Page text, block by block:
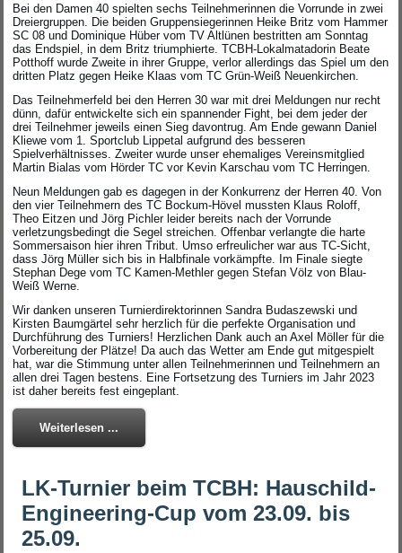
Bei den Damen 40 spielten sechs Teilnehmerinnen die Vorrunde in zwei
Dreiergruppen. Die beiden Gruppensiegerinnen Heike Britz vom Hammer
SC 08 und Dominique Hüber vom TV Altlünen bestritten am Sonntag
das Endspiel, in dem Britz triumphierte. TCBH-Lokalmatadorin Beate
Potthoff wurde Zweite in ihrer Gruppe, verlor allerdings das Spiel um den
dritten Platz gegen Heike Klaas vom TC Grün-Weiß Neuenkirchen.
Das Teilnehmerfeld bei den Herren 30 war mit drei Meldungen nur recht
dünn, dafür entwickelte sich ein spannender Fight, bei dem jeder der
drei Teilnehmer jeweils einen Sieg davontrug. Am Ende gewann Daniel
Kliewe vom 1. Sportclub Lippetal aufgrund des besseren
Spielverhältnisses. Zweiter wurde unser ehemaliges Vereinsmitglied
Martin Bialas vom Hörder TC vor Kevin Karschau vom TC Herringen.
Neun Meldungen gab es dagegen in der Konkurrenz der Herren 40. Von
den vier Teilnehmern des TC Bockum-Hövel mussten Klaus Roloff,
Theo Eitzen und Jörg Pichler leider bereits nach der Vorrunde
verletzungsbedingt die Segel streichen. Offenbar verlangte die harte
Sommersaison hier ihren Tribut. Umso erfreulicher war aus TC-Sicht,
dass Jörg Müller sich bis in Halbfinale vorkämpfte. Im Finale siegte
Stephan Dege vom TC Kamen-Methler gegen Stefan Völz von Blau-
Weiß Werne.
Wir danken unseren Turnierdirektorinnen Sandra Budaszewski und
Kirsten Baumgärtel sehr herzlich für die perfekte Organisation und
Durchführung des Turniers! Herzlichen Dank auch an Axel Möller für die
Vorbereitung der Plätze! Da auch das Wetter am Ende gut mitgespielt
hat, war die Stimmung unter allen Teilnehmerinnen und Teilnehmern an
allen drei Tagen bestens. Eine Fortsetzung des Turniers im Jahr 2023
ist daher bereits fest eingeplant.
Weiterlesen ...
LK-Turnier beim TCBH: Hauschild-
Engineering-Cup vom 23.09. bis
25.09.